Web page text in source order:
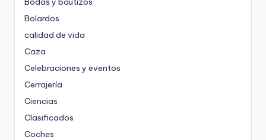
Bolardos
calidad de vida
Caza
Celebraciones y eventos
Cerrajería
Ciencias
Clasificados
Coches